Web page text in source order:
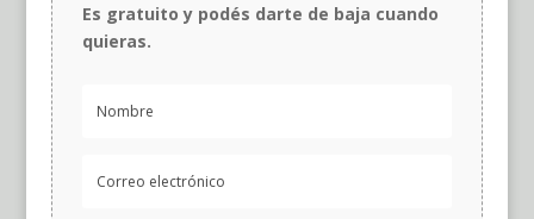
Es gratuito y podés darte de baja cuando
quieras.